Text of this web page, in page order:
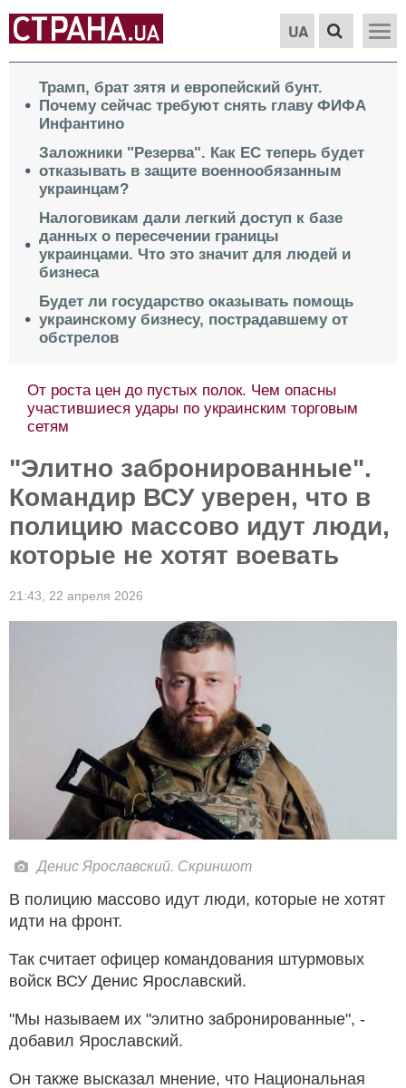
UA
Трамп, брат зятя и европейский бунт.
Почему сейчас требуют снять главу ФИФА
Инфантино
Заложники "Резерва". Как ЕС теперь будет
отказывать в защите военнообязанным
украинцам?
Налоговикам дали легкий доступ к базе
данных о пересечении границы
украинцами. Что это значит для людей и
бизнеса
Будет ли государство оказывать помощь
украинскому бизнесу, пострадавшему от
обстрелов
От роста цен до пустых полок. Чем опасны
участившиеся удары по украинским торговым
сетям
"Элитно забронированные".
Командир ВСУ уверен, что в
полицию массово идут люди,
которые не хотят воевать
21:43, 22 апреля 2026
Денис Ярославский. Скриншот
В полицию массово идут люди, которые не хотят
идти на фронт.
Так считает офицер командования штурмовых
войск ВСУ Денис Ярославский.
"Мы называем их "элитно забронированные", -
добавил Ярославский.
Он также высказал мнение, что Национальная